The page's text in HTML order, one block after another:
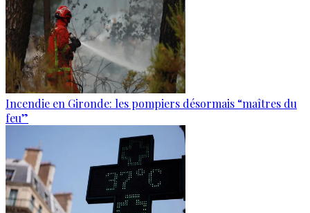
Incendie en Gironde: les pompiers désormais “maîtres du
feu”